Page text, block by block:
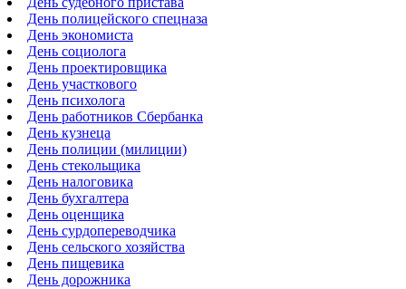
День полицейского спецназа
День экономиста
День социолога
День проектировщика
День участкового
День психолога
День работников Сбербанка
День кузнеца
День полиции (милиции)
День стекольщика
День налоговика
День бухгалтера
День оценщика
День сурдопереводчика
День сельского хозяйства
День пищевика
День дорожника